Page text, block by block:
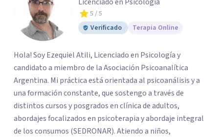
5 / 5
Verificado
Terapia Online
Hola! Soy Ezequiel Atili, Licenciado en Psicología y
candidato a miembro de la Asociación Psicoanalítica
Argentina. Mi práctica está orientada al psicoanálisis y a
una formación constante, que sostengo a través de
distintos cursos y posgrados en clínica de adultos,
abordajes focalizados en psicoterapia y abordaje integral
de los consumos (SEDRONAR). Atiendo a niños,